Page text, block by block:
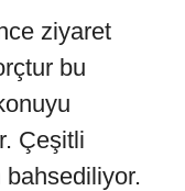
ziyaret
bu
Çeşitli
bahsediliyor.